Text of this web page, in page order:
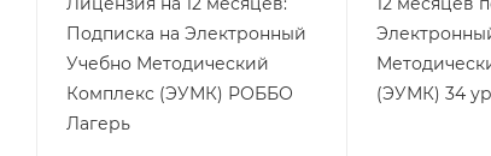
Подписка на Электронный
Учебно Методический
Комплекс (ЭУМК) РОББО
Лагерь
(ЭУМК) 34